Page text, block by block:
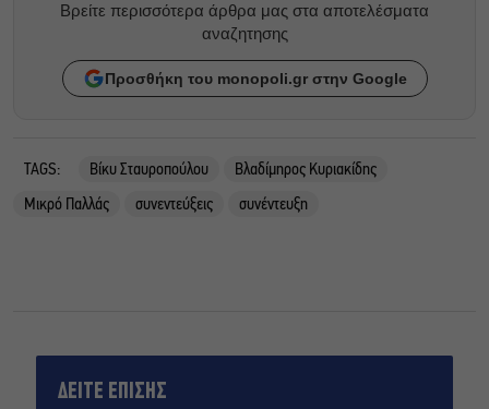
Βρείτε περισσότερα άρθρα μας στα αποτελέσματα
αναζητησης
Προσθήκη του monopoli.gr στην Google
TAGS: Βίκυ Σταυροπούλου
Βλαδίμηρος Κυριακίδης
Μικρό Παλλάς
συνεντεύξεις συνέντευξη
ΔΕΙΤΕ ΕΠΙΣΗΣ